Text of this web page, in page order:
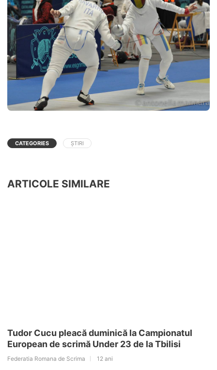
CATEGORIES ȘTIRI
ARTICOLE SIMILARE
Tudor Cucu pleacă duminică la Campionatul
European de scrimă Under 23 de la Tbilisi
Federatia Romana de Scrima 12 ani